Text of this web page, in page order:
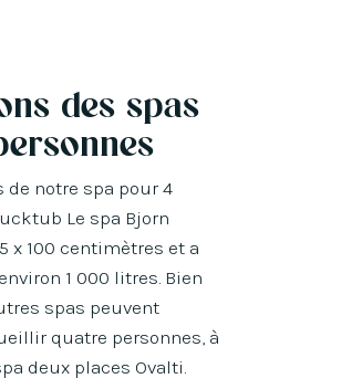
des spas
de notre spa pour 4
Le spa Bjorn
x 100 centimètres et a
1 000 litres. Bien
spas peuvent
quatre personnes, à
deux places Ovalti.